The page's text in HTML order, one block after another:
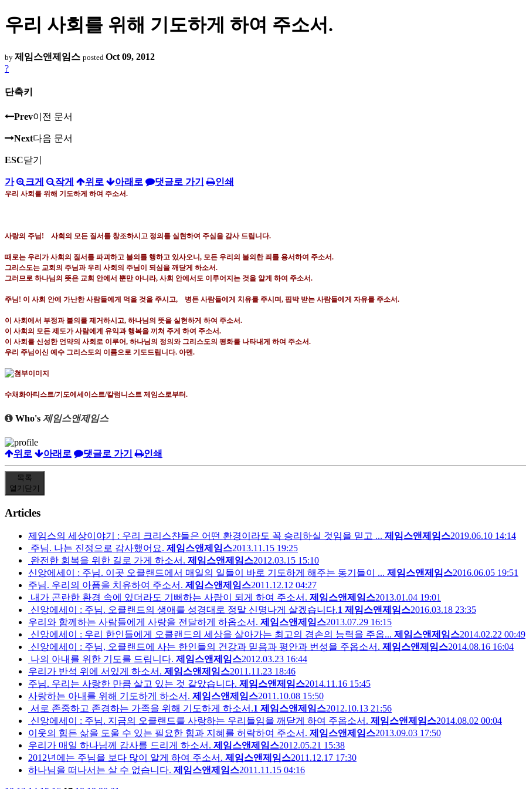
우리 사회를 위해 기도하게 하여 주소서.
by 제임스앤제임스 posted Oct 09, 2012
?
단축키
Prev이전 문서
Next다음 문서
ESC닫기
가 크게 작게 위로 아래로 댓글로 가기 인쇄
우리 사회를 위해 기도하게 하여 주소서.
사랑의 주님 ! 사회의 모든 질서를 창조하시고 정의를 실현하여 주심을 감사 드립니다.
때로는 우리가 사회의 질서를 파괴하고 불의를 행하고 있사오니 , 모든 우리의 불의한 죄를 용서하여 주소서.
그리스도는 교회의 주님과 우리 사회의 주님이 되심을 깨닫게 하소서.
그러므로 하나님의 뜻은 교회 안에서 뿐만 아니라, 사회 안에서도 이루어지는 것을 알게 하여 주소서.
주님 ! 이 사회 안에 가난한 사람들에게 먹을 것을 주시고, 병든 사람들에게 치유를 주시며, 핍박 받는 사람들에게 자유를 주소서.
이 사회에서 부정과 불의를 제거하시고, 하나님의 뜻을 실현하게 하여 주소서.
이 사회의 모든 제도가 사람에게 유익과 행복을 끼쳐 주게 하여 주소서.
이 사회를 신성한 언약의 사회로 이루어, 하나님의 정의와 그리스도의 평화를 나타내게 하여 주소서.
우리 주님이신 예수 그리스도의 이름으로 기도드립니다. 아멘.
수채화아티스트/기도에세이스트/칼럼니스트 제임스로부터.
Who's 제임스앤제임스
위로 아래로 댓글로 가기 인쇄
목록
열기 닫기
Articles
제임스의 세상이야기 : 우리 크리스챤들은 어떤 환경이라도 꼭 승리하실 것임을 믿고 ... 제임스앤제임스2019.06.10 14:14
주님. 나는 진정으로 감사했어요. 제임스앤제임스2013.11.15 19:25
완전한 회복을 위한 길로 가게 하소서. 제임스앤제임스2012.03.15 15:10
신앙에세이 : 주님. 이곳 오클랜드에서 매일의 일들이 바로 기도하게 해주는 동기들이 ... 제임스앤제임스2016.06.05 19:51
주님. 우리의 아픔을 치유하여 주소서. 제임스앤제임스2011.12.12 04:27
내가 곤란한 환경 속에 있더라도 기뻐하는 사람이 되게 하여 주소서. 제임스앤제임스2013.01.04 19:01
신앙에세이 : 주님. 오클랜드의 생애를 성경대로 정말 신명나게 살겠습니다.1 제임스앤제임스2016.03.18 23:35
우리와 함께하는 사람들에게 사랑을 전달하게 하옵소서. 제임스앤제임스2013.07.29 16:15
신앙에세이 : 우리 한인들에게 오클랜드의 세상을 살아가는 최고의 겸손의 능력을 주옵... 제임스앤제임스2014.02.22 00:49
신앙에세이 : 주님, 오클랜드에 사는 한인들의 건강과 믿음과 평안과 번성을 주옵소서. 제임스앤제임스2014.08.16 16:04
나의 아내를 위한 기도를 드립니다. 제임스앤제임스2012.03.23 16:44
우리가 반석 위에 서있게 하소서. 제임스앤제임스2011.11.23 18:46
주님. 우리는 사랑한 만큼 살고 있는 것 같았습니다. 제임스앤제임스2014.11.16 15:45
사랑하는 아내를 위해 기도하게 하소서. 제임스앤제임스2011.10.08 15:50
서로 존중하고 존경하는 가족을 위해 기도하게 하소서.1 제임스앤제임스2012.10.13 21:56
신앙에세이 : 주님. 지금의 오클랜드를 사랑하는 우리들임을 깨닫게 하여 주옵소서. 제임스앤제임스2014.08.02 00:04
이웃의 힘든 삶을 도울 수 있는 필요한 힘과 지혜를 허락하여 주소서. 제임스앤제임스2013.09.03 17:50
우리가 매일 하나님께 감사를 드리게 하소서. 제임스앤제임스2012.05.21 15:38
2012년에는 주님을 보다 많이 알게 하여 주소서. 제임스앤제임스2011.12.17 17:30
하나님을 떠나서는 살 수 없습니다. 제임스앤제임스2011.11.15 04:16